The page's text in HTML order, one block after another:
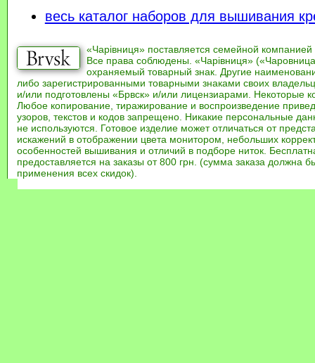
весь каталог наборов для вышивания
«Чарівниця» поставляется семейной компанией
Все права соблюдены. «Чарівниця»
охраняемый товарный знак. Другие
либо зарегистрированными товарными знаками своих
и/или подготовлены «Брвск» и/или лицензиарами. Некоторые
Любое копирование, тиражирование и воспроизведение
узоров, текстов и кодов запрещено. Никакие персональные
не используются. Готовое изделие может отличаться от
искажений в отображении цвета монитором, небольших
особенностей вышивания и отличий в подборе ниток.
предоставляется на заказы от 800 грн. (сумма заказа должна
применения всех скидок).